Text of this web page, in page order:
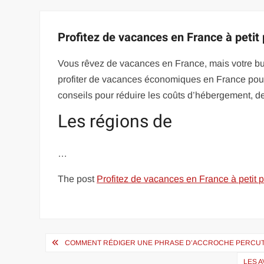
Profitez de vacances en France à
Vous rêvez de vacances en France, mais votre
profiter de vacances économiques en France
conseils pour réduire les coûts d’hébergement,
Les régions de
…
The post Profitez de vacances en France à petit
Navigation
COMMENT RÉDIGER UNE PHRASE D’ACCROCHE
LES